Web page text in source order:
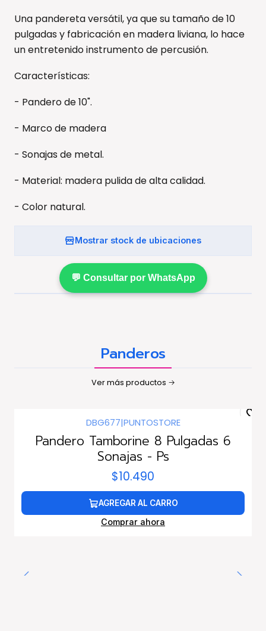
Una pandereta versátil, ya que su tamaño de 10
pulgadas y fabricación en madera liviana, lo hace
un entretenido instrumento de percusión.
Características:
- Pandero de 10".
- Marco de madera
- Sonajas de metal.
- Material: madera pulida de alta calidad.
- Color natural.
Mostrar stock de ubicaciones
💬 Consultar por WhatsApp
Panderos
Ver más productos
DBG677|PUNTOSTORE
Pandero Tamborine 8 Pulgadas 6
Sonajas - Ps
$10.490
AGREGAR AL CARRO
Comprar ahora